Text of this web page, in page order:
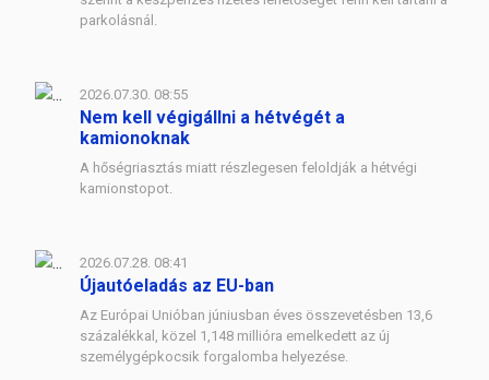
parkolásnál.
2026.07.30. 08:55
Nem kell végigállni a hétvégét a
kamionoknak
A hőségriasztás miatt részlegesen feloldják a hétvégi
kamionstopot.
2026.07.28. 08:41
Újautóeladás az EU-ban
Az Európai Unióban júniusban éves összevetésben 13,6
százalékkal, közel 1,148 millióra emelkedett az új
személygépkocsik forgalomba helyezése.